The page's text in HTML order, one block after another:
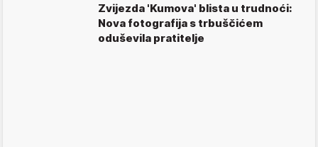
Zvijezda 'Kumova' blista u trudnoći:
Nova fotografija s trbuščićem
oduševila pratitelje